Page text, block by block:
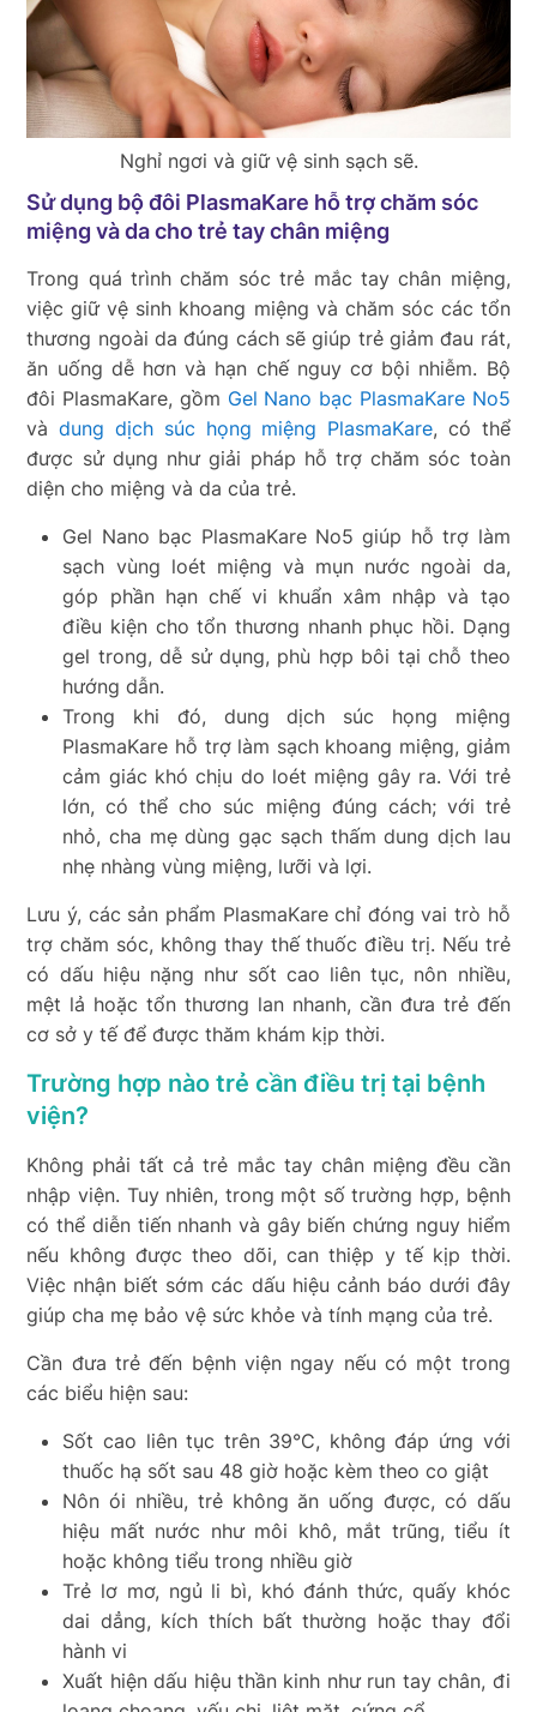
Nghỉ ngơi và giữ vệ sinh sạch sẽ.
Sử dụng bộ đôi PlasmaKare hỗ trợ chăm sóc
miệng và da cho trẻ tay chân miệng
Trong quá trình chăm sóc trẻ mắc tay chân miệng,
việc giữ vệ sinh khoang miệng và chăm sóc các tổn
thương ngoài da đúng cách sẽ giúp trẻ giảm đau rát,
ăn uống dễ hơn và hạn chế nguy cơ bội nhiễm. Bộ
đôi PlasmaKare, gồm Gel Nano bạc PlasmaKare No5
vàdung dịch súc họng miệng PlasmaKare, có thể
được sử dụng như giải pháp hỗ trợ chăm sóc toàn
diện cho miệng và da của trẻ.
Gel Nano bạc PlasmaKare No5 giúp hỗ trợ làm
sạch vùng loét miệng và mụn nước ngoài da,
góp phần hạn chế vi khuẩn xâm nhập và tạo
điều kiện cho tổn thương nhanh phục hồi. Dạng
gel trong, dễ sử dụng, phù hợp bôi tại chỗ theo
hướng dẫn.
Trong khi đó, dung dịch súc họng miệng
PlasmaKare hỗ trợ làm sạch khoang miệng, giảm
cảm giác khó chịu do loét miệng gây ra. Với trẻ
lớn, có thể cho súc miệng đúng cách; với trẻ
nhỏ, cha mẹ dùng gạc sạch thấm dung dịch lau
nhẹ nhàng vùng miệng, lưỡi và lợi.
Lưu ý, các sản phẩm PlasmaKare chỉ đóng vai trò hỗ
trợ chăm sóc, không thay thế thuốc điều trị. Nếu trẻ
có dấu hiệu nặng như sốt cao liên tục, nôn nhiều,
mệt lả hoặc tổn thương lan nhanh, cần đưa trẻ đến
cơ sở y tế để được thăm khám kịp thời.
Trường hợp nào trẻ cần điều trị tại bệnh
viện?
Không phải tất cả trẻ mắc tay chân miệng đều cần
nhập viện. Tuy nhiên, trong một số trường hợp, bệnh
có thể diễn tiến nhanh và gây biến chứng nguy hiểm
nếu không được theo dõi, can thiệp y tế kịp thời.
Việc nhận biết sớm các dấu hiệu cảnh báo dưới đây
giúp cha mẹ bảo vệ sức khỏe và tính mạng của trẻ.
Cần đưa trẻ đến bệnh viện ngay nếu có một trong
các biểu hiện sau:
Sốt cao liên tục trên 39°C, không đáp ứng với
thuốc hạ sốt sau 48 giờ hoặc kèm theo co giật
Nôn ói nhiều, trẻ không ăn uống được, có dấu
hiệu mất nước như môi khô, mắt trũng, tiểu ít
hoặc không tiểu trong nhiều giờ
Trẻ lơ mơ, ngủ li bì, khó đánh thức, quấy khóc
dai dẳng, kích thích bất thường hoặc thay đổi
hành vi
Xuất hiện dấu hiệu thần kinh như run tay chân, đi